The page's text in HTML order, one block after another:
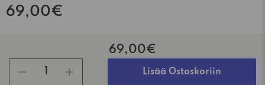
69,00€
69,00€
Lisää Ostoskoriin